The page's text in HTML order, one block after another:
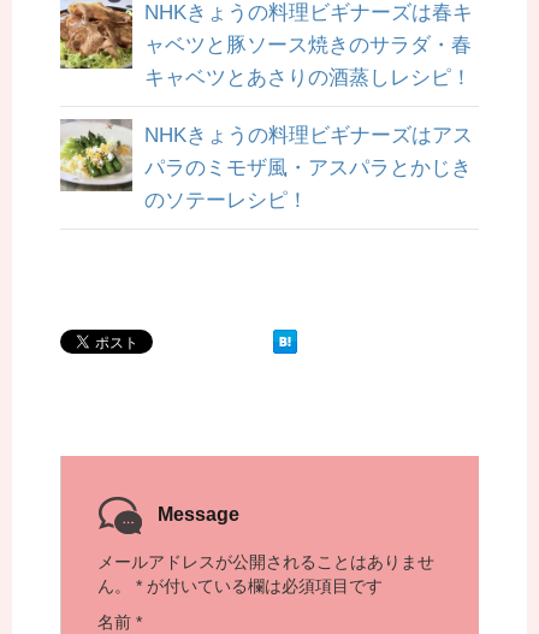
NHKきょうの料理ビギナーズは春キ
ャベツと豚ソース焼きのサラダ・春
キャベツとあさりの酒蒸しレシピ！
NHKきょうの料理ビギナーズはアス
パラのミモザ風・アスパラとかじき
のソテーレシピ！
Message
メールアドレスが公開されることはありませ
ん。
* が付いている欄は必須項目です
名前 *